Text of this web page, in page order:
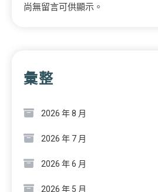
尚無留言可供顯示。
彙整
2026 年 8 月
2026 年 7 月
2026 年 6 月
2026 年 5 月